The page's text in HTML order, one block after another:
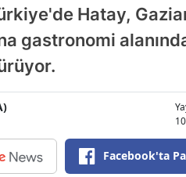
Hatay,
gastronomi
Facebook'ta